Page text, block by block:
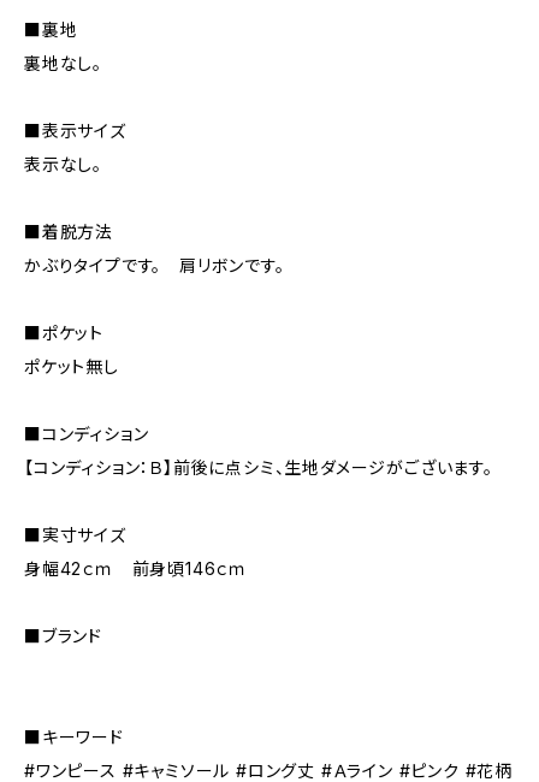
■裏地
裏地なし。
■表示サイズ
表示なし。
■着脱方法
かぶりタイプです。 肩リボンです。
■ポケット
ポケット無し
■コンディション
【コンディション：Ｂ】前後に点シミ、生地ダメージがございます。
■実寸サイズ
身幅42ｃｍ 前身頃146ｃｍ
■ブランド
■キーワード
#ワンピース #キャミソール #ロング丈 #Ａライン #ピンク #花柄